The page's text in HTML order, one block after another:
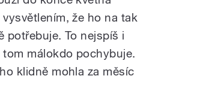
že ho na tak
potřebuje. To nejspíš i
málokdo pochybuje.
klidně mohla za měsíc